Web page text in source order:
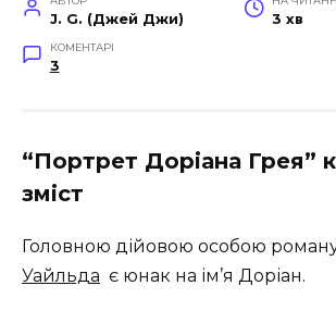
J. G. (Джей Джи) 3 хв
КОМЕНТАРІ
3
“Портрет Доріана Грея”
зміст
Головною дійовою особою
Уайльда є юнак на ім’я Доріан.